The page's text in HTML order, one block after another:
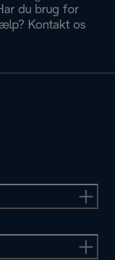
du brug for
Kontakt os